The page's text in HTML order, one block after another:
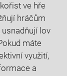
ve hře
hráčům
lov
máte
využití,
a